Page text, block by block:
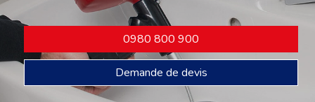
0980 800 900
Demande de devis